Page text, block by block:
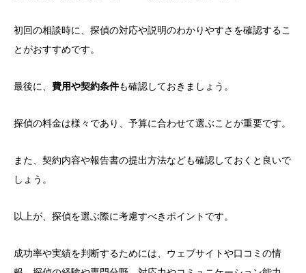
初回の相談時に、探偵の対応や説明のわかりやすさを確認するこ
とがおすすめです。
最後に、 費用や契約条件も確認しておきましょう。
探偵の料金は様々であり、予算に合わせて選ぶことが重要です。
また、契約内容や報告書の提出方法なども確認しておくと良いで
しょう。
以上が、探偵を選ぶ際に考慮すべきポイントです。
成功率や実績を判断するためには、ウェブサイトや口コミの情